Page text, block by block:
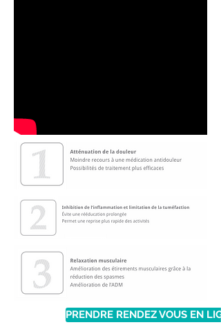
PRENDRE RENDEZ VOUS EN